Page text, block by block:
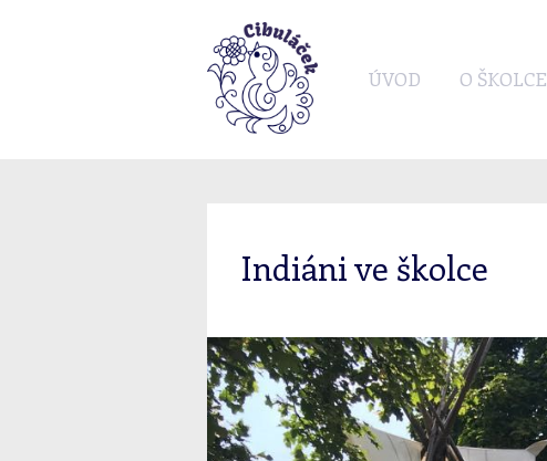
ÚVOD O ŠKOLCE
Indiáni ve školce